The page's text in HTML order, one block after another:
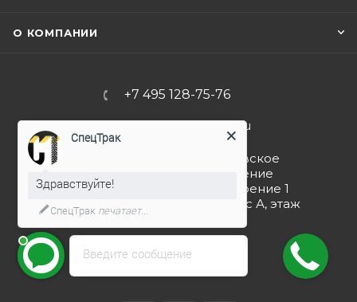
О КОМПАНИИ
+7 495 128-75-76
info@spec-trucks.ru
108820, г. Москва, Киевское
шоссе 21-й км (поселение
Мосрентген), дом 3 строение 1
(Бизнес-центр G10), корпус А, этаж
4, помещение 4.5
Заказать звонок
Введите сообщение
СпецТрак
Здравствуйте!
СпецТрак печатает...